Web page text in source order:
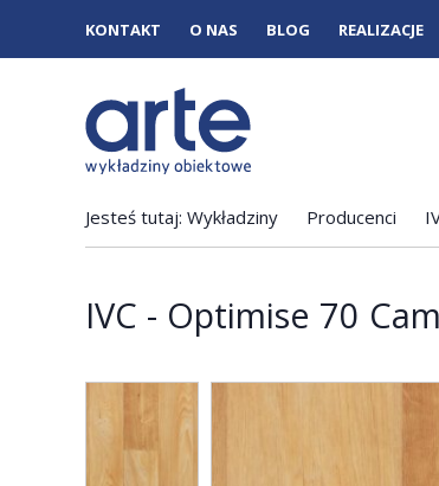
KONTAKT O NAS BLOG REALIZACJE
Jesteś tutaj: Wykładziny Producenci
IVC - Optimise 70